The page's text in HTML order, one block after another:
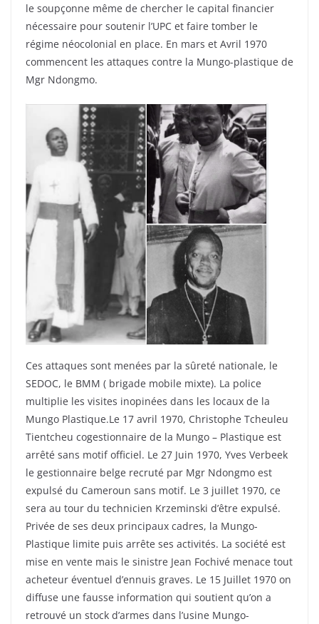
le soupçonne même de chercher le capital financier
nécessaire pour soutenir l’UPC et faire tomber le
régime néocolonial en place. En mars et Avril 1970
commencent les attaques contre la Mungo-plastique de
Mgr Ndongmo.
Ces attaques sont menées par la sûreté nationale, le
SEDOC, le BMM ( brigade mobile mixte). La police
multiplie les visites inopinées dans les locaux de la
Mungo Plastique.Le 17 avril 1970, Christophe Tcheuleu
Tientcheu cogestionnaire de la Mungo – Plastique est
arrêté sans motif officiel. Le 27 Juin 1970, Yves Verbeek
le gestionnaire belge recruté par Mgr Ndongmo est
expulsé du Cameroun sans motif. Le 3 juillet 1970, ce
sera au tour du technicien Krzeminski d’être expulsé.
Privée de ses deux principaux cadres, la Mungo-
Plastique limite puis arrête ses activités. La société est
mise en vente mais le sinistre Jean Fochivé menace tout
acheteur éventuel d’ennuis graves. Le 15 Juillet 1970 on
diffuse une fausse information qui soutient qu’on a
retrouvé un stock d’armes dans l’usine Mungo-